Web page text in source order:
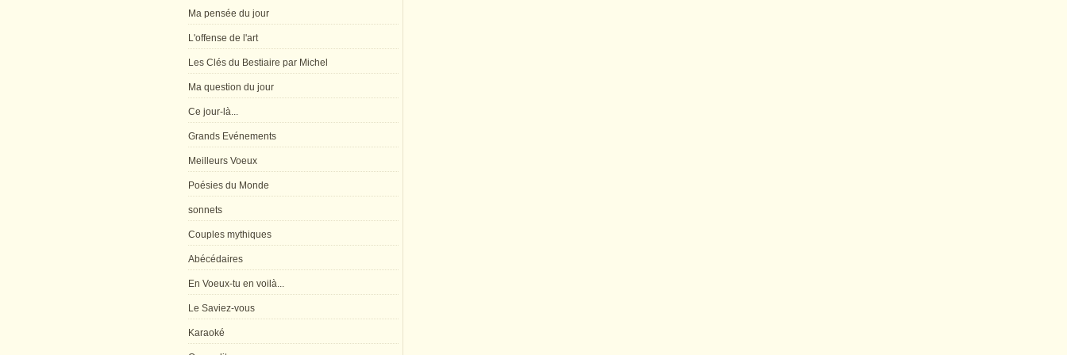
Ma pensée du jour
L'offense de l'art
Les Clés du Bestiaire par Michel
Ma question du jour
Ce jour-là...
Grands Evénements
Meilleurs Voeux
Poésies du Monde
sonnets
Couples mythiques
Abécédaires
En Voeux-tu en voilà...
Le Saviez-vous
Karaoké